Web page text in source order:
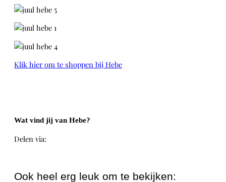
Klik hier om te shoppen bij Hebe
Wat vind jij van Hebe?
Delen via:
Ook heel erg leuk om te bekijken: